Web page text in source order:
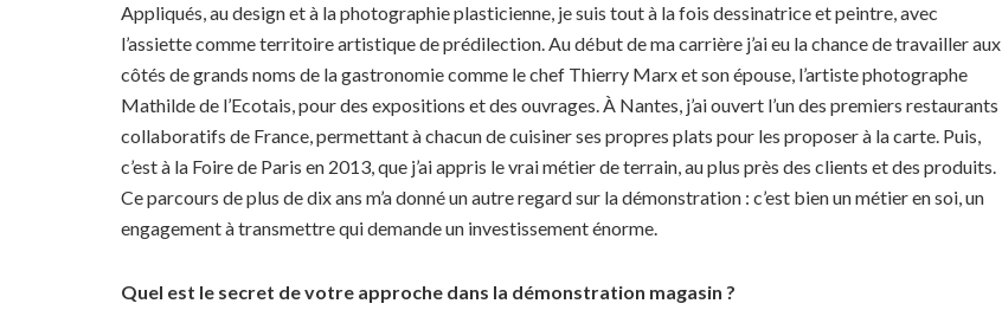
Appliqués, au design et à la photographie plasticienne, je suis tout à la fois dessinatrice et peintre, avec
l’assiette comme territoire artistique de prédilection. Au début de ma carrière j’ai eu la chance de travailler aux
côtés de grands noms de la gastronomie comme le chef Thierry Marx et son épouse, l’artiste photographe
Mathilde de l’Ecotais, pour des expositions et des ouvrages. À Nantes, j’ai ouvert l’un des premiers restaurants
collaboratifs de France, permettant à chacun de cuisiner ses propres plats pour les proposer à la carte. Puis,
c’est à la Foire de Paris en 2013, que j’ai appris le vrai métier de terrain, au plus près des clients et des produits.
Ce parcours de plus de dix ans m’a donné un autre regard sur la démonstration : c’est bien un métier en soi, un
engagement à transmettre qui demande un investissement énorme.
Quel est le secret de votre approche dans la démonstration magasin ?